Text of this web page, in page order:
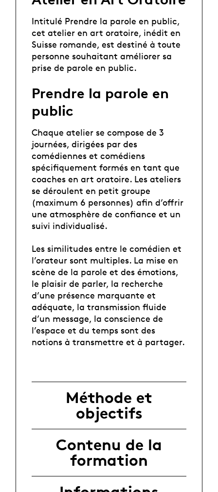
Intitulé Prendre la parole en public,
cet atelier en art oratoire, inédit en
Suisse romande, est destiné à toute
personne souhaitant améliorer sa
prise de parole en public.
Prendre la parole en
public
Chaque atelier se compose de 3
journées, dirigées par des
comédiennes et comédiens
spécifiquement formés en tant que
coaches en art oratoire. Les ateliers
se déroulent en petit groupe
(maximum 6 personnes) afin d’offrir
une atmosphère de confiance et un
suivi individualisé.
Les similitudes entre le comédien et
l’orateur sont multiples. La mise en
scène de la parole et des émotions,
le plaisir de parler, la recherche
d’une présence marquante et
adéquate, la transmission fluide
d’un message, la conscience de
l’espace et du temps sont des
notions à transmettre et à partager.
Méthode et
objectifs
Contenu de la
formation